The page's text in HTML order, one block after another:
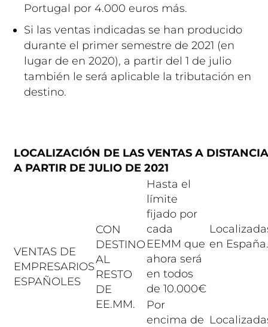
Portugal por 4.000 euros más.
Si las ventas indicadas se han producido
durante el primer semestre de 2021 (en
lugar de en 2020), a partir del 1 de julio
también le será aplicable la tributación en
destino.
LOCALIZACIÓN DE LAS VENTAS A
A PARTIR DE JULIO DE 2021
VENTAS DE
EMPRESARIOS
ESPAÑOLES
CON
DESTINO
AL
RESTO
DE
EE.MM.
Hasta el
límite
fijado por
cada
EEMM que
ahora será
en todos
de 10.000€
en
Por
encima de